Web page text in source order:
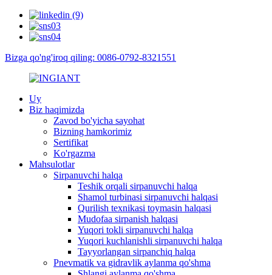
Bizga qo'ng'iroq qiling: 0086-0792-8321551
Uy
Biz haqimizda
Zavod bo'yicha sayohat
Bizning hamkorimiz
Sertifikat
Ko'rgazma
Mahsulotlar
Sirpanuvchi halqa
Teshik orqali sirpanuvchi halqa
Shamol turbinasi sirpanuvchi halqasi
Qurilish texnikasi toymasin halqasi
Mudofaa sirpanish halqasi
Yuqori tokli sirpanuvchi halqa
Yuqori kuchlanishli sirpanuvchi halqa
Tayyorlangan sirpanchiq halqa
Pnevmatik va gidravlik aylanma qo'shma